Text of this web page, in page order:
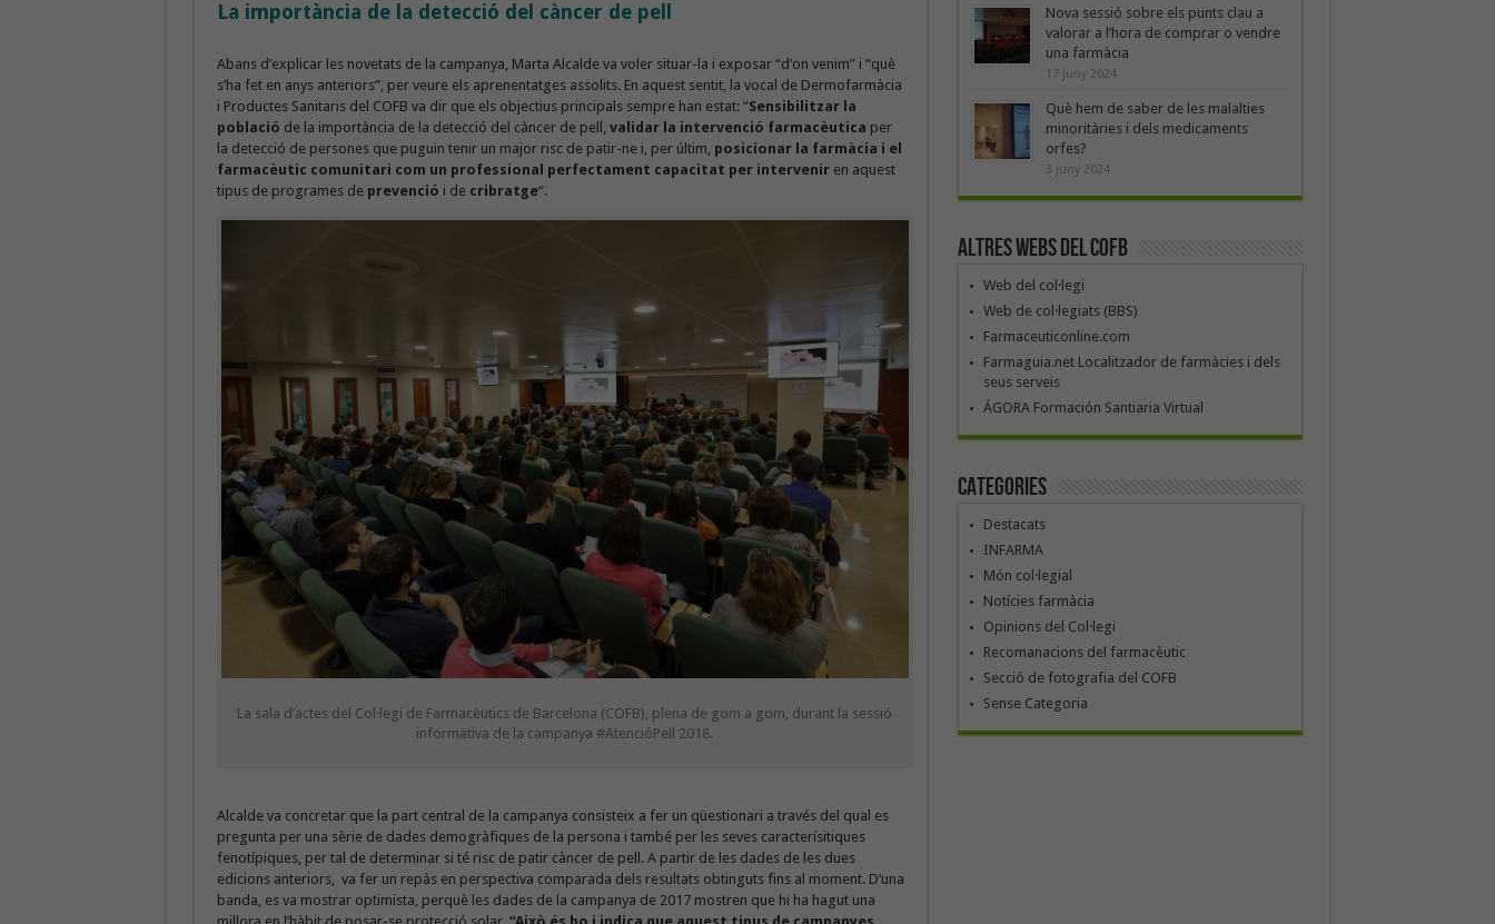
La importància de la detecció del càncer de pell
Abans d’explicar les novetats de la campanya, Marta Alcalde va voler situar-la i exposar “d’on venim” i “què
s’ha fet en anys anteriors”, per veure els aprenentatges assolits. En aquest sentit, la vocal de Dermofarmàcia
i Productes Sanitaris del COFB va dir que els objectius principals sempre han estat: “Sensibilitzar la
població de la importància de la detecció del càncer de pell, validar la intervenció farmacèutica per
la detecció de persones que puguin tenir un major risc de patir-ne i, per últim, posicionar la farmàcia i el
farmacèutic comunitari com un professional perfectament capacitat per intervenir en aquest
tipus de programes deprevenció i decribratge“.
La sala d’actes del Col·legi de Farmacèutics de Barcelona (COFB), plena de gom a gom, durant la sessió
informativa de la campanya #AtencióPell 2018.
Alcalde va concretar que la part central de la campanya consisteix a fer un qüestionari a través del qual es
pregunta per una sèrie de dades demogràfiques de la persona i també per les seves caracterísitiques
fenotípiques, per tal de determinar si té risc de patir càncer de pell. A partir de les dades de les dues
edicions anteriors, va fer un repàs en perspectiva comparada dels resultats obtinguts fins al moment. D’una
banda, es va mostrar optimista, perquè les dades de la campanya de 2017 mostren que hi ha hagut una
Nova sessió sobre els punts clau a
valorar a l’hora de comprar o vendre
una farmàcia
17 juny 2024
Què hem de saber de les malalties
minoritàries i dels medicaments
orfes?
3 juny 2024
Altres webs del COFB
Web del col·legi
Web de col·legiats (BBS)
Farmaceuticonline.com
Farmaguia.net Localitzador de farmàcies i dels
seus serveis
ÁGORA Formación Santiaria Virtual
Categories
Destacats
INFARMA
Món col·legial
Notícies farmàcia
Opinions del Col·legi
Recomanacions del farmacèutic
Secció de fotografia del COFB
Sense Categoria